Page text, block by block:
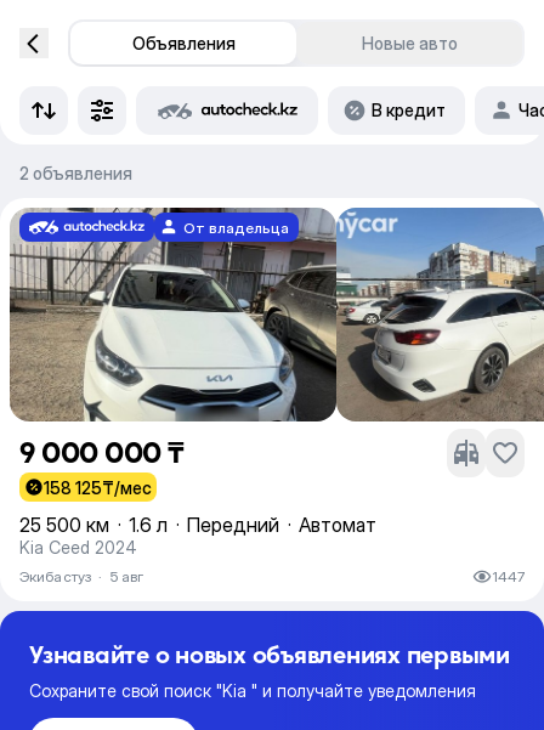
Объявления Новые авто
В кредит
2 объявления
От владельца
9 000 000 ₸
158 125₸/мес
25 500 км · 1.6 л · Передний · Автомат
Kia Ceed 2024
Экибастуз · 5 авг 1447
Узнавайте о новых объявлениях первыми
Сохраните свой поиск "Kia " и получайте уведомления